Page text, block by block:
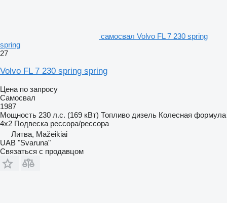
самосвал Volvo FL 7 230 spring
spring
27
Volvo FL 7 230 spring spring
Цена по запросу
Самосвал
1987
Мощность 230 л.с. (169 кВт) Топливо дизель Колесная формула
4x2 Подвеска рессора/рессора
Литва, Mažeikiai
UAB "Svaruna"
Связаться с продавцом